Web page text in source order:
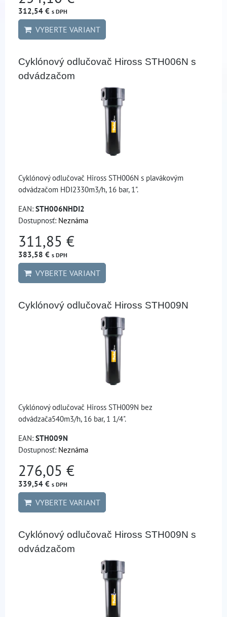
312,54 € s DPH
VYBERTE VARIANT
Cyklónový odlučovač Hiross STH006N s
odvádzačom
Cyklónový odlučovač Hiross STH006N s plavákovým
odvádzačom HDI2330m3/h, 16 bar, 1".
EAN: STH006NHDI2
Dostupnosť: Neznáma
311,85 €
383,58 € s DPH
VYBERTE VARIANT
Cyklónový odlučovač Hiross STH009N
Cyklónový odlučovač Hiross STH009N bez
odvádzača540m3/h, 16 bar, 1 1/4".
EAN: STH009N
Dostupnosť: Neznáma
276,05 €
339,54 € s DPH
VYBERTE VARIANT
Cyklónový odlučovač Hiross STH009N s
odvádzačom